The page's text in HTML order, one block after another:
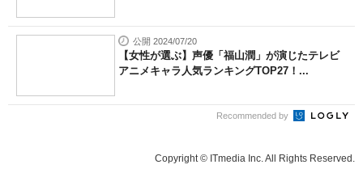
公開 2024/07/20
【女性が選ぶ】声優「福山潤」が演じたテレビ
アニメキャラ人気ランキングTOP27！...
Recommended by
Copyright © ITmedia Inc. All Rights Reserved.